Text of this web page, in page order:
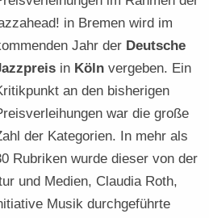
in Bremen wird im
Jahr der Deutsche
in Köln vergeben. Ein
an den bisherigen
war die große
der Kategorien. In mehr als
Rubriken wurde dieser von der
und Medien, Claudia Roth,
Musik durchgeführte